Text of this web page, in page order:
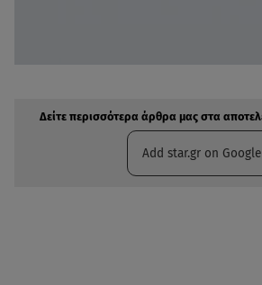
Δείτε περισσότερα άρθρα μας στα
Add star.gr on Google